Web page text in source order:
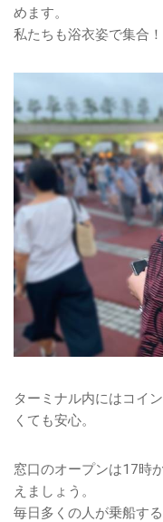
めます。
私たちも浴衣姿で集合！
ターミナル内にはコイ
くても安心。
窓口のオープンは17時
えましょう。
毎日多くの人が乗船す